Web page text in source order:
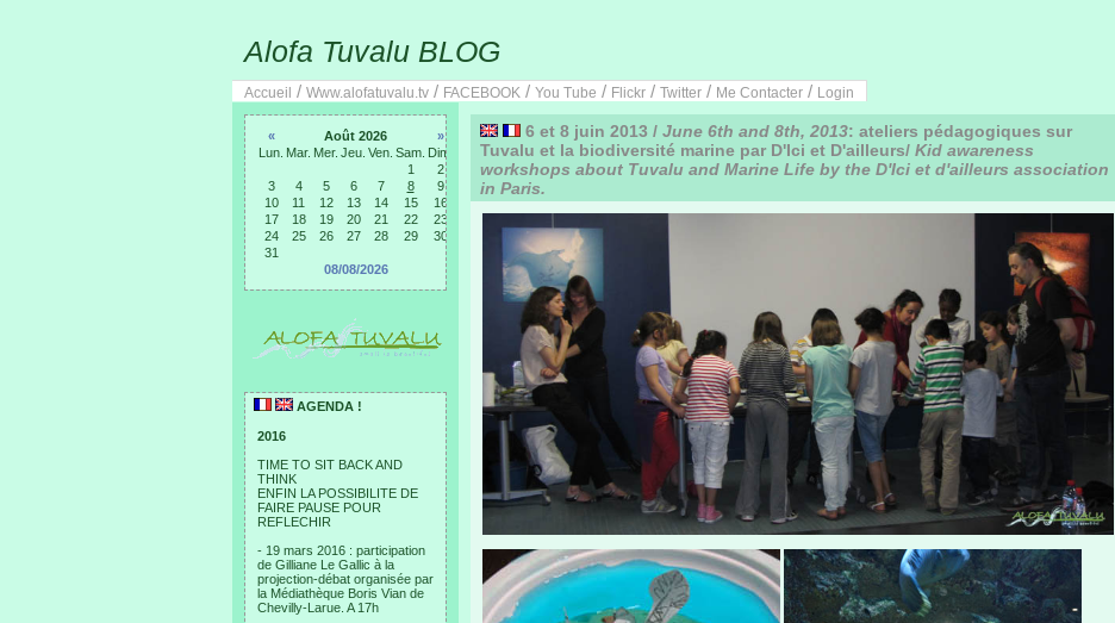
Alofa Tuvalu BLOG
Accueil / Www.alofatuvalu.tv / FACEBOOK / You Tube / Flickr / Twitter / Me Contacter / Login
« Août 2026
»
Lun. Mar. Mer. Jeu. Ven. Sam. Dim.
1
2
3
4 5 6 7 8
9
10
11 12 13 14 15
16
17
18 19 20 21 22
23
24
25 26 27 28 29
30
31
08/08/2026
AGENDA !
2016
TIME TO SIT BACK AND
THINK
ENFIN LA POSSIBILITE DE
FAIRE PAUSE POUR
REFLECHIR
- 19 mars 2016 : participation
de Gilliane Le Gallic à la
projection-débat organisée par
la Médiathèque Boris Vian de
Chevilly-Larue. A 17h
6 et 8 juin 2013 / June 6th and 8th, 2013: ateliers pédagogiques sur
Tuvalu et la biodiversité marine par D'Ici et D'ailleurs/ Kid awareness
workshops about Tuvalu and Marine Life by the D'Ici et d'ailleurs association
in Paris.